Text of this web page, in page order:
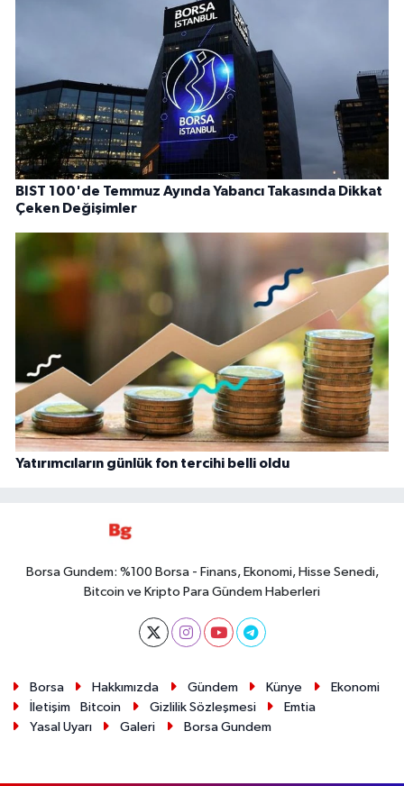
BIST 100'de Temmuz Ayında Yabancı Takasında Dikkat
Çeken Değişimler
Yatırımcıların günlük fon tercihi belli oldu
Borsa Gundem: %100 Borsa - Finans, Ekonomi, Hisse Senedi,
Bitcoin ve Kripto Para Gündem Haberleri
Borsa Hakkımızda Gündem Künye
Ekonomi
İletişim
Bitcoin Gizlilik Sözleşmesi
Emtia
Yasal Uyarı
Galeri Borsa Gundem